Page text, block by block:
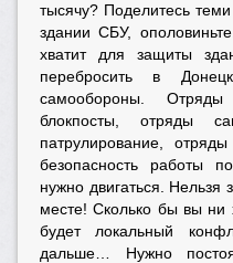
тысячу? Поделитесь
здании СБУ,
хватит для защиты
перебросить в
самообороны.
блокпосты, отряды
патрулирование,
безопасность работы
нужно двигаться. Нельзя
месте! Сколько бы вы ни
будет локальный
дальше… Нужно